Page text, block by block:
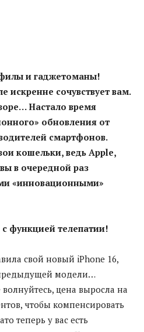
и гаджетоманы!
искренне сочувствует вам.
Настало время
обновления от
смартфонов.
кошельки, ведь Apple,
в очередной раз
«инновационными»
с функцией телепатии!
свой новый iPhone 16,
модели…
цена выросла на
чтобы компенсировать
теперь у вас есть